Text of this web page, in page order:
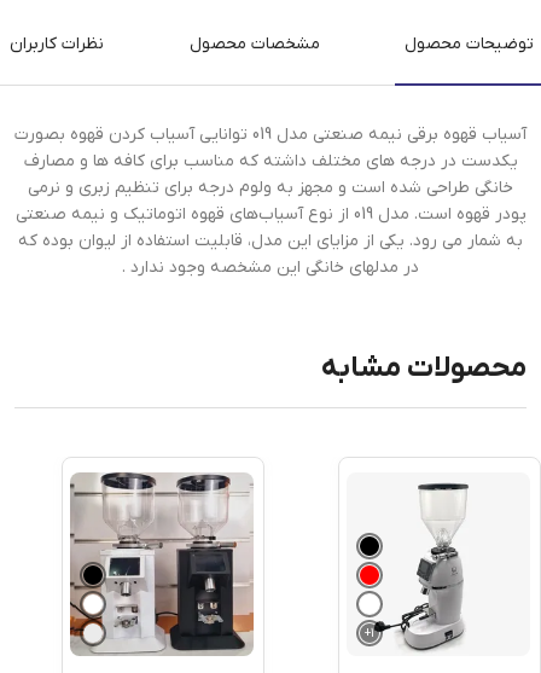
توضیحات محصول مشخصات محصول نظرات کاربران
آسیاب قهوه برقی نیمه صنعتی مدل 019 توانایی آسیاب کردن قهوه بصورت
یکدست در درجه های مختلف داشته که مناسب برای کافه ها و مصارف
خانگی طراحی شده است و مجهز به ولوم درجه برای تنظیم زبری و نرمی
پودر قهوه است. مدل 019 از نوع آسیاب‌های قهوه اتوماتیک و نیمه صنعتی
به شمار می رود. یکی از مزایای این مدل، قابلیت استفاده از لیوان بوده که
در مدلهای خانگی این مشخصه وجود ندارد .
محصولات مشابه
1
+